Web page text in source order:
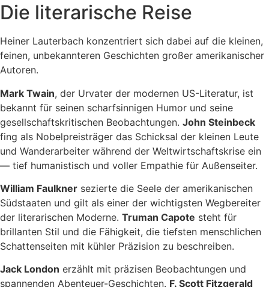
Die literarische Reise
Heiner Lauterbach konzentriert sich dabei auf die kleinen,
feinen, unbekannteren Geschichten großer amerikanischer
Autoren.
Mark Twain, der Urvater der modernen US-Literatur, ist
bekannt für seinen scharfsinnigen Humor und seine
gesellschaftskritischen Beobachtungen. John Steinbeck
fing als Nobelpreisträger das Schicksal der kleinen Leute
und Wanderarbeiter während der Weltwirtschaftskrise ein
— tief humanistisch und voller Empathie für Außenseiter.
William Faulkner sezierte die Seele der amerikanischen
Südstaaten und gilt als einer der wichtigsten Wegbereiter
der literarischen Moderne. Truman Capote steht für
brillanten Stil und die Fähigkeit, die tiefsten menschlichen
Schattenseiten mit kühler Präzision zu beschreiben.
Jack London erzählt mit präzisen Beobachtungen und
spannenden Abenteuer-Geschichten. F. Scott Fitzgerald